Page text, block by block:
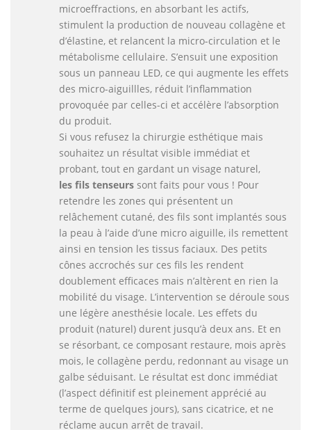
microeffractions, en absorbant les actifs,
stimulent la production de nouveau collagène et
d’élastine, et relancent la micro-circulation et le
métabolisme cellulaire. S’ensuit une exposition
sous un panneau LED, ce qui augmente les effets
des micro-aiguillles, réduit l’inflammation
provoquée par celles-ci et accélère l’absorption
du produit.
Si vous refusez la chirurgie esthétique mais
souhaitez un résultat visible immédiat et
probant, tout en gardant un visage naturel,
les fils tenseurs sont faits pour vous ! Pour
retendre les zones qui présentent un
relâchement cutané, des fils sont implantés sous
la peau à l’aide d’une micro aiguille, ils remettent
ainsi en tension les tissus faciaux. Des petits
cônes accrochés sur ces fils les rendent
doublement efficaces mais n’altèrent en rien la
mobilité du visage. L’intervention se déroule sous
une légère anesthésie locale. Les effets du
produit (naturel) durent jusqu’à deux ans. Et en
se résorbant, ce composant restaure, mois après
mois, le collagène perdu, redonnant au visage un
galbe séduisant. Le résultat est donc immédiat
(l’aspect définitif est pleinement apprécié au
terme de quelques jours), sans cicatrice, et ne
réclame aucun arrêt de travail.